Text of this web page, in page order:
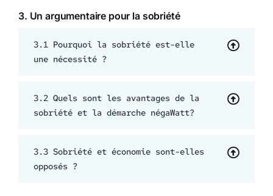
3. Un argumentaire pour la sobriété
3.1 Pourquoi la sobriété est-elle
une nécessité ?
3.2 Quels sont les avantages de la
sobriété et la démarche négaWatt?
3.3 Sobriété et économie sont-elles
opposés ?